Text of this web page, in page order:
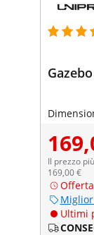
Il prezzo
169,00 €
Ultimi